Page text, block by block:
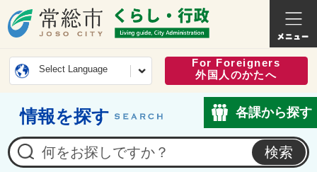
常総市公式ホームページ
くらし
Select Language
For Foreigners
外国人のかたへ
情報を探す 各課から探す